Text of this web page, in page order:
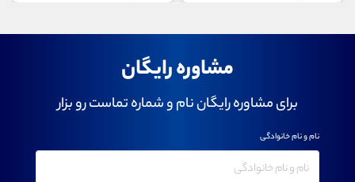
مشاوره رایگان
برای مشاوره رایگان نام و شماره تماست رو بزار
نام و نام خانوادگی